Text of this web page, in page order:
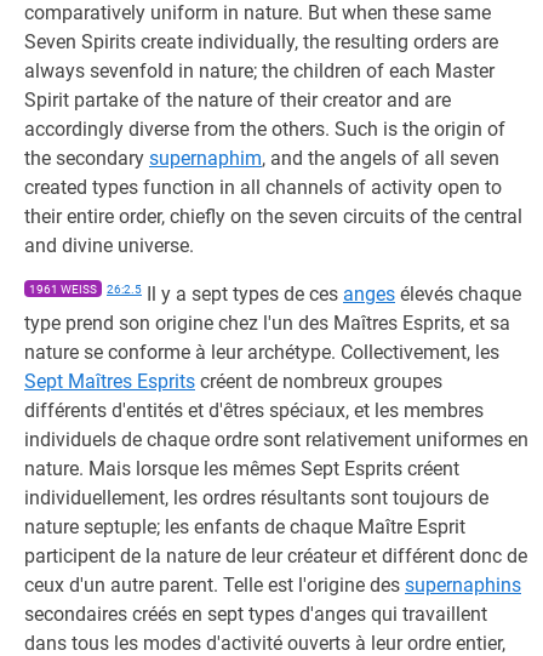
comparatively uniform in nature. But when these same
Seven Spirits create individually, the resulting orders are
always sevenfold in nature; the children of each Master
Spirit partake of the nature of their creator and are
accordingly diverse from the others. Such is the origin of
the secondary supernaphim, and the angels of all seven
created types function in all channels of activity open to
their entire order, chiefly on the seven circuits of the central
and divine universe.
1961 WEISS 26:2.5 Il y a sept types de ces anges élevés chaque
type prend son origine chez l'un des Maîtres Esprits, et sa
nature se conforme à leur archétype. Collectivement, les
Sept Maîtres Esprits créent de nombreux groupes
différents d'entités et d'êtres spéciaux, et les membres
individuels de chaque ordre sont relativement uniformes en
nature. Mais lorsque les mêmes Sept Esprits créent
individuellement, les ordres résultants sont toujours de
nature septuple; les enfants de chaque Maître Esprit
participent de la nature de leur créateur et différent donc de
ceux d'un autre parent. Telle est l'origine des supernaphins
secondaires créés en sept types d'anges qui travaillent
dans tous les modes d'activité ouverts à leur ordre entier,